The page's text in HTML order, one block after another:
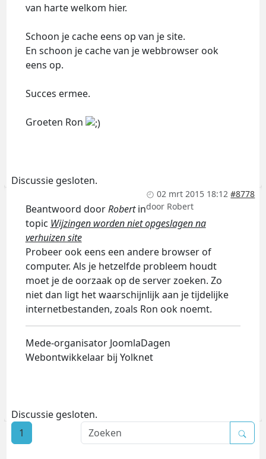
van harte welkom hier.
Schoon je cache eens op van je site.
En schoon je cache van je webbrowser ook
eens op.
Succes ermee.
Groeten Ron
Discussie gesloten.
02 mrt 2015 18:12 #8778
door Robert
Beantwoord doorRobertin
topic Wijzingen worden niet opgeslagen na
verhuizen site
Probeer ook eens een andere browser of
computer. Als je hetzelfde probleem houdt
moet je de oorzaak op de server zoeken. Zo
niet dan ligt het waarschijnlijk aan je tijdelijke
internetbestanden, zoals Ron ook noemt.
Mede-organisator JoomlaDagen
Webontwikkelaar bij Yolknet
Discussie gesloten.
1